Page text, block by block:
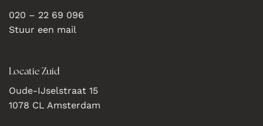
020 – 22 69 096
Stuur een mail
Locatie Zuid
Oude-IJselstraat 15
1078 CL Amsterdam